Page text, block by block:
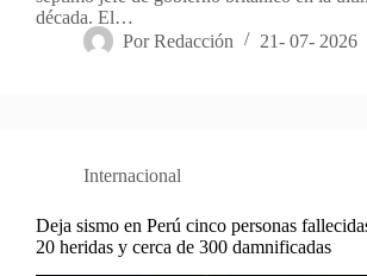
década. El…
Por Redacción 21- 07- 2026
Internacional
Deja sismo en Perú cinco personas
20 heridas y cerca de 300 damnificadas